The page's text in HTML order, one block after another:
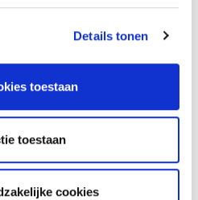
Details tonen
toestaan
toestaan
cookies
een (brand)veilige
leveren aan die
de regionale